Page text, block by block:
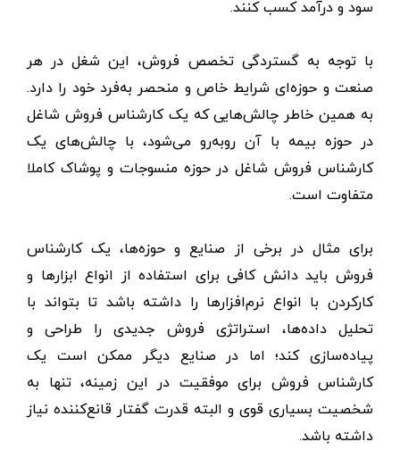
سود و درآمد کسب کنند.
با توجه به گستردگی تخصص فروش، این شغل در هر
صنعت و حوزه‌ای شرایط خاص و منحصر به‌فرد خود را دارد.
به همین خاطر چالش‌هایی که یک کارشناس فروش شاغل
در حوزه بیمه با آن روبه‌رو می‌شود، با چالش‌های یک
کارشناس فروش شاغل در حوزه منسوجات و پوشاک کاملا
متفاوت است.
برای مثال در برخی از صنایع و حوزه‌ها، یک کارشناس
فروش باید دانش کافی برای استفاده از انواع ابزارها و
کارکردن با انواع نرم‌افزارها را داشته باشد تا بتواند با
تحلیل داده‌ها، استراتژی فروش جدیدی را طراحی و
پیاده‌سازی کند؛ اما در صنایع دیگر ممکن است یک
کارشناس فروش برای موفقیت در این زمینه، تنها به
شخصیت بسیاری قوی و البته قدرت گفتار قانع‌کننده نیاز
داشته باشد.